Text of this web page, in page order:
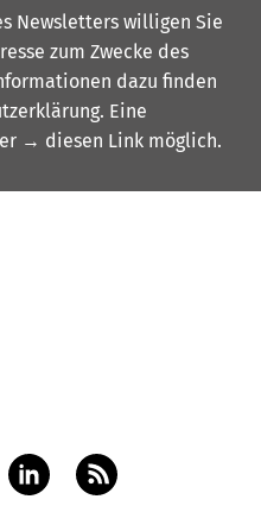
Newsletters willigen Sie
zum Zwecke des
dazu finden
. Eine
→ diesen Link möglich.